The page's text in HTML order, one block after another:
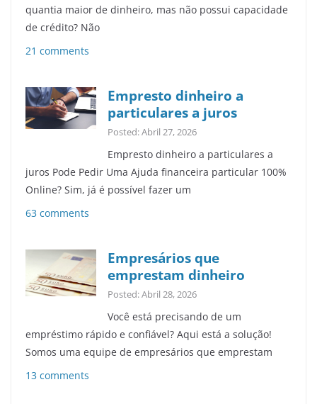
quantia maior de dinheiro, mas não possui capacidade
de crédito? Não
21 comments
Empresto dinheiro a
particulares a juros
Posted: Abril 27, 2026
Empresto dinheiro a particulares a
juros Pode Pedir Uma Ajuda financeira particular 100%
Online? Sim, já é possível fazer um
63 comments
Empresários que
emprestam dinheiro
Posted: Abril 28, 2026
Você está precisando de um
empréstimo rápido e confiável? Aqui está a solução!
Somos uma equipe de empresários que emprestam
13 comments